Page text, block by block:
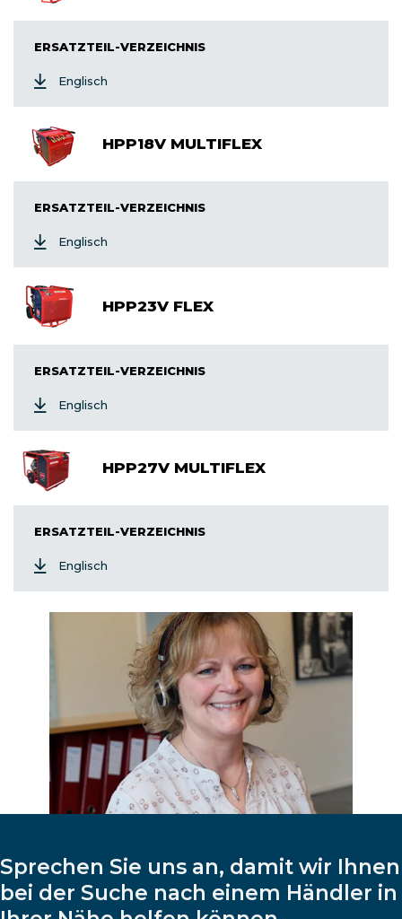
ERSATZTEIL-VERZEICHNIS
Englisch
HPP18V MULTIFLEX
ERSATZTEIL-VERZEICHNIS
Englisch
HPP23V FLEX
ERSATZTEIL-VERZEICHNIS
Englisch
HPP27V MULTIFLEX
ERSATZTEIL-VERZEICHNIS
Englisch
Sprechen Sie uns an, damit wir Ihnen
bei der Suche nach einem Händler in